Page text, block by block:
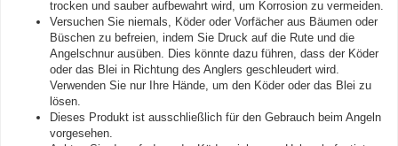
trocken und sauber aufbewahrt wird, um Korrosion zu vermeiden.
Versuchen Sie niemals, Köder oder Vorfächer aus Bäumen oder
Büschen zu befreien, indem Sie Druck auf die Rute und die
Angelschnur ausüben. Dies könnte dazu führen, dass der Köder
oder das Blei in Richtung des Anglers geschleudert wird.
Verwenden Sie nur Ihre Hände, um den Köder oder das Blei zu
lösen.
Dieses Produkt ist ausschließlich für den Gebrauch beim Angeln
vorgesehen.